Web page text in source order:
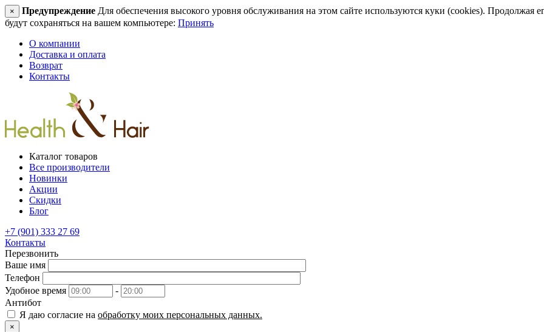
× Предупреждение Для обеспечения высокого уровня обслуживания на этом сайте используются куки (cookies). Продолжая
будут сохраняться на вашем компьютере: Принять
О компании
Доставка и оплата
Возврат
Контакты
Каталог товаров
Все производители
Новинки
Акции
Скидки
Блог
+7 (901) 333 27 69
Контакты
Перезвонить
Ваше имя
Телефон
Удобное время
-
Антибот
Я даю согласие на обработку моих персональных данных.
×